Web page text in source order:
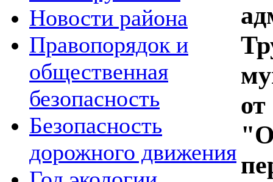
Новости района
Правопорядок и
общественная
безопасность
Безопасность
дорожного движения